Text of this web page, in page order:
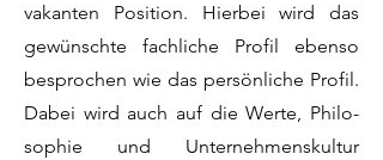
vakanten Position. Hierbei wird das
gewünschte fachliche Profil ebenso
besprochen wie das persönliche Profil.
Dabei wird auch auf die Werte, Philo-
sophie und Unternehmenskultur